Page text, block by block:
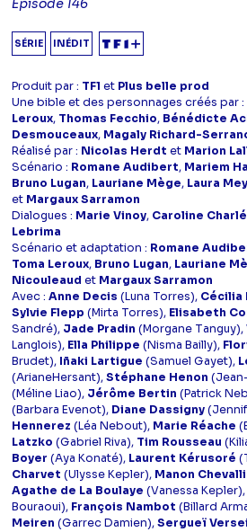
Episode 146
SÉRIE INÉDIT
Produit par : TF1 et Plus belle prod
Une bible et des personnages créés par :
Leroux, Thomas Fecchio, Bénédicte
Desmouceaux, Magaly Richard-
Réalisé par : Nicolas Herdt et Marion
Scénario : Romane Audibert, Mariem
Bruno Lugan, Lauriane Mège, Laura
et Margaux Sarramon
Dialogues : Marie Vinoy, Caroline
Lebrima
Scénario et adaptation : Romane
Toma Leroux, Bruno Lugan, Lauriane
Nicouleaud et Margaux Sarramon
Avec :Anne Decis (Luna Torres), Cécilia
Sylvie Flepp (Mirta Torres), Elisabeth
Sandré), Jade Pradin (Morgane Tanguy),
Langlois), Ella Philippe (Nisma Bailly),
Brudet), Iñaki Lartigue (Samuel Gayet),
(ArianeHersant),Stéphane Henon
(Méline Liao), Jérôme Bertin (Patrick
(Barbara Evenot), Diane Dassigny
Hennerez (Léa Nebout), Marie Réache
Latzko (Gabriel Riva), Tim Rousseau
Boyer (Aya Konaté), Laurent Kérusoré
Charvet (Ulysse Kepler), Manon
Agathe de La Boulaye (Vanessa Kepler),
Bouraoui), François Nambot (Billard
Meiren (Garrec Damien),Sergueï